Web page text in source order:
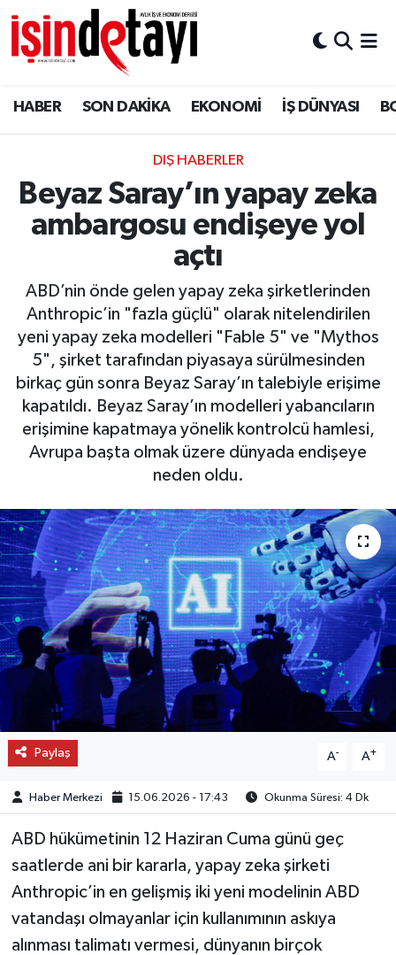
HABER SON DAKİKA EKONOMİ İŞ DÜNYASI
DIŞ HABERLER
Beyaz Saray’ın yapay zeka
ambargosu endişeye yol
açtı
ABD’nin önde gelen yapay zeka şirketlerinden
Anthropic’in "fazla güçlü" olarak nitelendirilen
yeni yapay zeka modelleri "Fable 5" ve "Mythos
5", şirket tarafından piyasaya sürülmesinden
birkaç gün sonra Beyaz Saray’ın talebiyle erişime
kapatıldı. Beyaz Saray’ın modelleri yabancıların
erişimine kapatmaya yönelik kontrolcü hamlesi,
Avrupa başta olmak üzere dünyada endişeye
neden oldu.
Paylaş A- A+
Haber Merkezi 15.06.2026 - 17:43 Okunma Süresi: 4 Dk
ABD hükümetinin 12 Haziran Cuma günü geç
saatlerde ani bir kararla, yapay zeka şirketi
Anthropic’in en gelişmiş iki yeni modelinin ABD
vatandaşı olmayanlar için kullanımının askıya
alınması talimatı vermesi, dünyanın birçok
DÜNYA
Eğitim
ENERJİ HABERİ
HABER
LOJİSTİK
MAGAZİN
OTO DETAY
SON DAKİKA
SPOR
FİNANS
Nöbetçi Eczaneler
Hava Durumu
İstanbul Namaz Vakitleri
Trafik Durumu
Süper Lig Puan Durumu ve Fikstür
Tüm Manşetler
Son Dakika Haberleri
Haber Arşivi